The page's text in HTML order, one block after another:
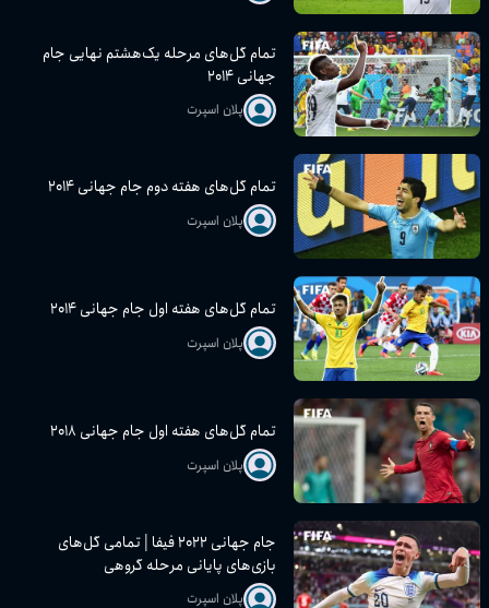
تمام گل‌های مرحله یک‌هشتم نهایی جام
جهانی ۲۰۱۴
پلان اسپرت
تمام گل‌های هفته دوم جام جهانی ۲۰۱۴
پلان اسپرت
تمام گل‌های هفته اول جام جهانی ۲۰۱۴
پلان اسپرت
تمام گل‌های هفته اول جام جهانی ۲۰۱۸
پلان اسپرت
جام جهانی ۲۰۲۲ فیفا | تمامی گل‌های
بازی‌های پایانی مرحله گروهی
پلان اسپرت